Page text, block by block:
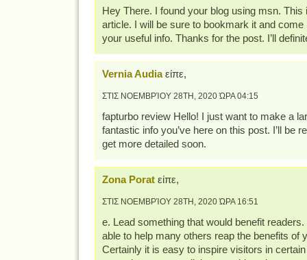
Hey There. I found your blog using msn. This
article. I will be sure to bookmark it and
your useful info. Thanks for the post. I’ll
Vernia Audiaείπε,
ΣΤΙΣ ΝΟΕΜΒΡΊΟΥ 28TH, 2020 ΏΡΑ 04:15
fapturbo review Hello! I just want to make a
fantastic info you’ve here on this post. I’ll be
get more detailed soon.
Zona Poratείπε,
ΣΤΙΣ ΝΟΕΜΒΡΊΟΥ 28TH, 2020 ΏΡΑ 16:51
e. Lead something that would benefit
able to help many others reap the benefits of
Certainly it is easy to inspire visitors in